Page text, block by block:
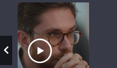
Ascolta il servizio